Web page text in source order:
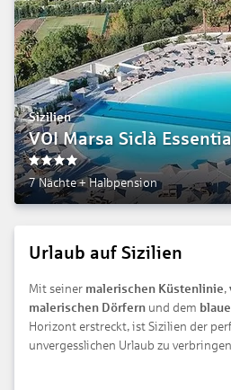
Sizilien
VOI Marsa Siclà Essentia
4
7 Nächte+ Halbpension
Urlaub auf Sizilien
Mit seiner malerischen Küstenlinie,
malerischen Dörfern und dem
Horizont erstreckt, ist Sizilien der
unvergesslichen Urlaub zu